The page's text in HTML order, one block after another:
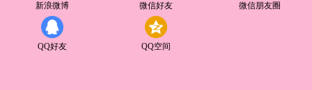
新浪微博 微信好友 微信朋友圈
QQ好友 QQ空间